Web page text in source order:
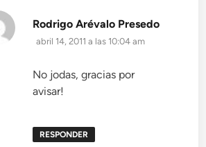
Rodrigo Arévalo Presedo
abril 14, 2011 a las 10:04 am
No jodas, gracias por
avisar!
RESPONDER